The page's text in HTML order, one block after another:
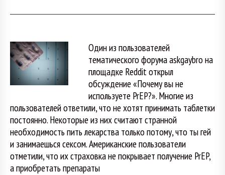
Один из пользователей
тематического форума askgaybro на
площадке Reddit открыл
обсуждение «Почему вы не
используете PrEP?». Многие из
пользователей ответили, что не хотят принимать таблетки
постоянно. Некоторые из них считают странной
необходимость пить лекарства только потому, что ты гей
и занимаешься сексом. Американские пользователи
отметили, что их страховка не покрывает получение PrEP,
а приобретать препараты